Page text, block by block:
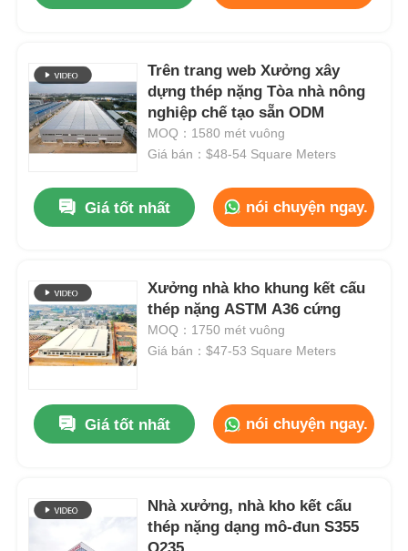
Sản phẩm
Video
Về chúng tôi
Kiểm soát chất lượng
Liên hệ chúng tôi
Tin tức
Yêu cầu báo giá
Trên trang web Xưởng xây
dựng thép nặng Tòa nhà nông
nghiệp chế tạo sẵn ODM
MOQ：1580 mét vuông
Giá bán：$48-54 Square Meters
Giá tốt nhất nói chuyện ngay.
Xưởng nhà kho khung kết cấu
thép nặng ASTM A36 cứng
MOQ：1750 mét vuông
Giá bán：$47-53 Square Meters
Giá tốt nhất nói chuyện ngay.
Nhà xưởng, nhà kho kết cấu
thép nặng dạng mô-đun S355
Q235